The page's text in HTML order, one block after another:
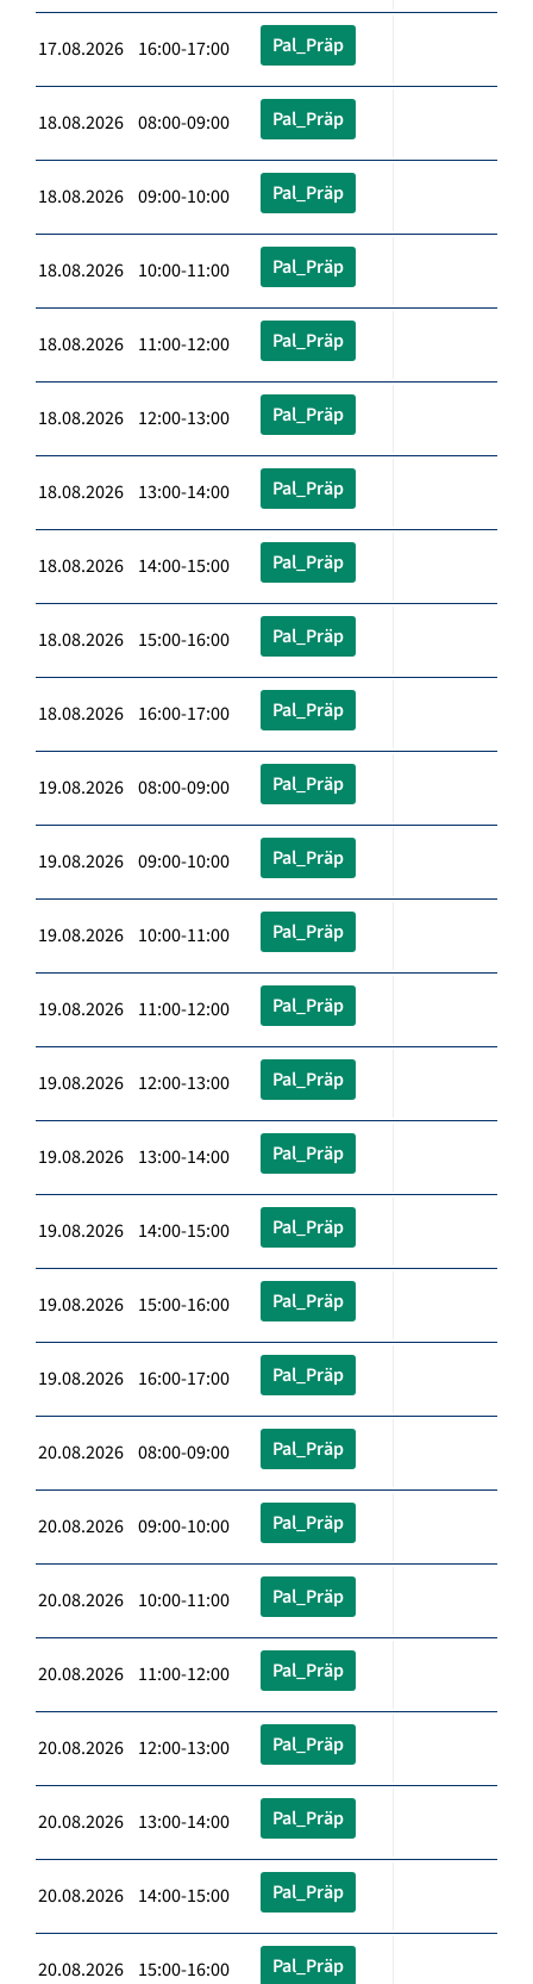
17.08.2026 16:00-17:00 Pal_Präp
18.08.2026 08:00-09:00 Pal_Präp
18.08.2026 09:00-10:00 Pal_Präp
18.08.2026 10:00-11:00 Pal_Präp
18.08.2026 11:00-12:00 Pal_Präp
18.08.2026 12:00-13:00 Pal_Präp
18.08.2026 13:00-14:00 Pal_Präp
18.08.2026 14:00-15:00 Pal_Präp
18.08.2026 15:00-16:00 Pal_Präp
18.08.2026 16:00-17:00 Pal_Präp
19.08.2026 08:00-09:00 Pal_Präp
19.08.2026 09:00-10:00 Pal_Präp
19.08.2026 10:00-11:00 Pal_Präp
19.08.2026 11:00-12:00 Pal_Präp
19.08.2026 12:00-13:00 Pal_Präp
19.08.2026 13:00-14:00 Pal_Präp
19.08.2026 14:00-15:00 Pal_Präp
19.08.2026 15:00-16:00 Pal_Präp
19.08.2026 16:00-17:00 Pal_Präp
20.08.2026 08:00-09:00 Pal_Präp
20.08.2026 09:00-10:00 Pal_Präp
20.08.2026 10:00-11:00 Pal_Präp
20.08.2026 11:00-12:00 Pal_Präp
20.08.2026 12:00-13:00 Pal_Präp
20.08.2026 13:00-14:00 Pal_Präp
20.08.2026 14:00-15:00 Pal_Präp
20.08.2026 15:00-16:00 Pal_Präp